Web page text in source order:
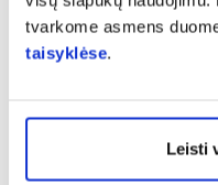
tvarkome asmens
taisyklėse.
Leisti